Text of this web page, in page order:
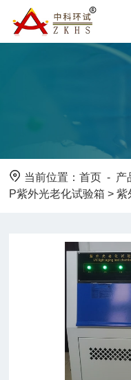
当前位置：首页 - 产
P紫外光老化试验箱 > 紫